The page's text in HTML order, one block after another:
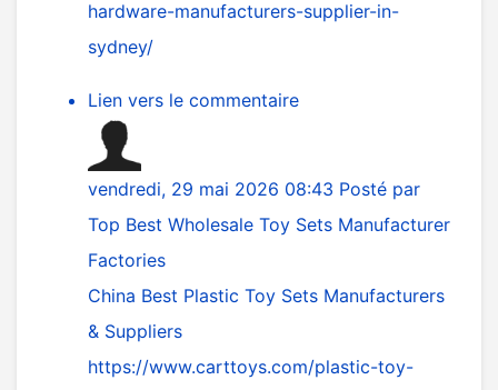
hardware-manufacturers-supplier-in-
sydney/
Lien vers le commentaire
vendredi, 29 mai 2026 08:43 Posté par
Top Best Wholesale Toy Sets Manufacturer
Factories
China Best Plastic Toy Sets Manufacturers
& Suppliers
https://www.carttoys.com/plastic-toy-